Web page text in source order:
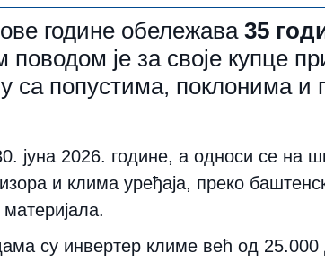
ове године обележава 35
поводом је за своје купце
са попустима, поклонима и
јуна 2026. године, а односи се на
и клима уређаја, преко
су инвертер климе већ од 25.000